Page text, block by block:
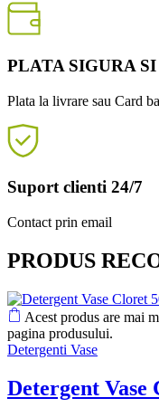
PLATA SIGURA
Plata la livrare sau Card
Suport clienti 24/7
Contact prin email
PRODUS
Acest produs are mai
pagina produsului.
Detergenti Vase
Detergent Vase